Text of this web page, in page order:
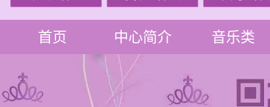
首页 中心简介 音乐类